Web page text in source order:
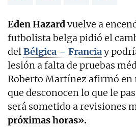
Eden Hazardvuelve a
futbolista belga pidió el
delBélgica – Franciay
lesión a falta de pruebas
Roberto Martínez afirmó en
que desconocen lo que le
será sometido a revisiones
próximas horas».